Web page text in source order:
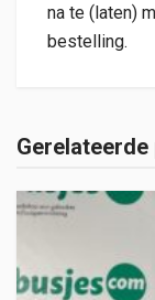
na te (laten)
bestelling.